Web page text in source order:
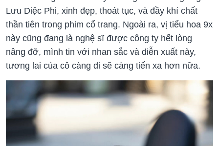
Lưu Diệc Phi, xinh đẹp, thoát tục, và đầy khí chất
thần tiên trong phim cổ trang. Ngoài ra, vị tiểu hoa 9x
này cũng đang là nghệ sĩ được công ty hết lòng
nâng đỡ, mình tin với nhan sắc và diễn xuất này,
tương lai của cô càng đi sẽ càng tiến xa hơn nữa.